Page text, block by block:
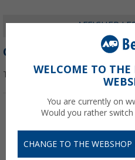
AFFICHER
OMADA
Trier par :WELCOME TO THE
You are currently on
Would you rather
CHANGE TO THE WEBSHOP